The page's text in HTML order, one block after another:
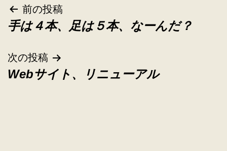
投
稿
ナ
ビ
前の投稿
手は４本、足は５本、なーんだ？
次の投稿
Webサイト、リニューアル